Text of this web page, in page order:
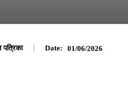
Date: 01/06/2026